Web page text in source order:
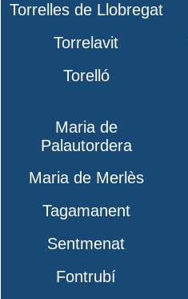
Torrelles de Llobregat
Torrelavit
Torelló
Maria de
Palautordera
Maria de Merlès
Tagamanent
Sentmenat
Fontrubí